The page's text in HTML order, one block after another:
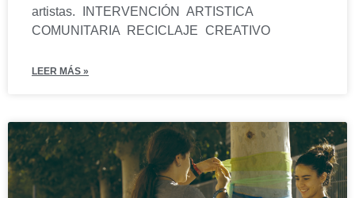
artistas. INTERVENCIÓN ARTISTICA
COMUNITARIA RECICLAJE CREATIVO
LEER MÁS »